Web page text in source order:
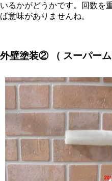
いるかがどうかです。回数を
ば意味がありませんね。
外壁塗装② （ スーパーム